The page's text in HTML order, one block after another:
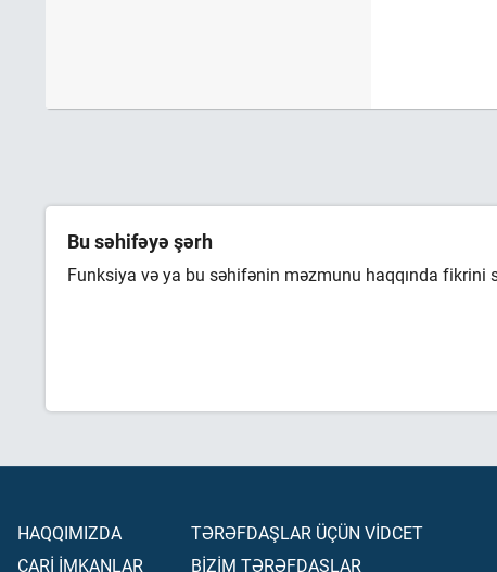
Bu səhifəyə şərh
Funksiya və ya bu səhifənin məzmunu haqqında fikrini
HAQQIMIZDA
CARİ İMKANLAR
TƏRƏFDAŞLAR ÜÇÜN VİDCET
BİZİM TƏRƏFDAŞLAR